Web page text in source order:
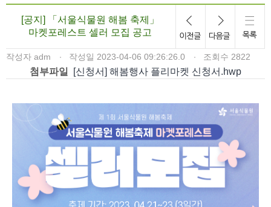
[공지] 「서울식물원 해봄 축제」
마켓포레스트 셀러 모집 공고
작성자 adm 작성일 2023-04-06 09:26:26.0 조회수 2822
첨부파일 [신청서] 해봄행사 플리마켓 신청서.hwp